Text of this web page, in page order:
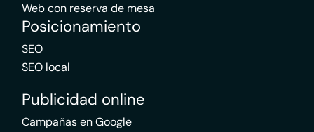
Web con reserva de mesa
Posicionamiento
SEO
SEO local
Publicidad online
Campañas en Google